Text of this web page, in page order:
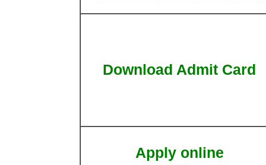
Download Admit Card
Apply online